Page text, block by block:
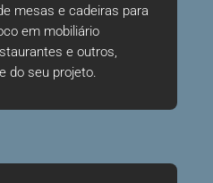
mesas e cadeiras para
em mobiliário
e outros,
do seu projeto.